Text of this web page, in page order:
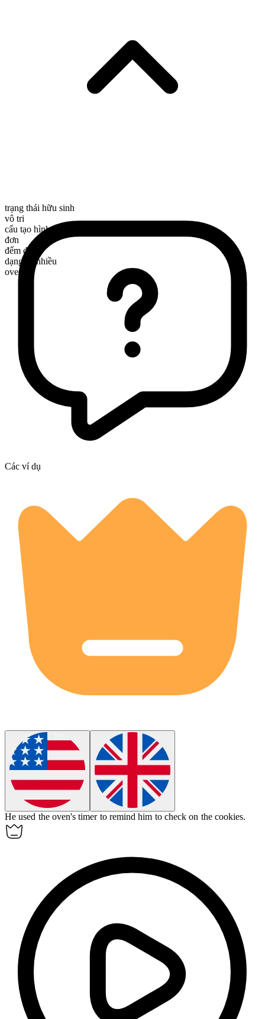
trạng thái hữu sinh
vô tri
cấu tạo hình thái
đơn
đếm được
dạng số nhiều
ovens
Các ví dụ
He used the oven's timer to remind him to check on the cookies.